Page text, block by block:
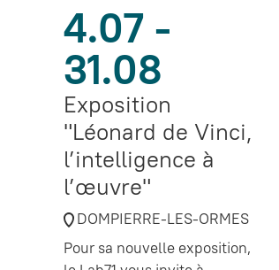
4.07 -
31.08
Exposition
"Léonard de Vinci,
l’intelligence à
l’œuvre"
DOMPIERRE-LES-ORMES
Pour sa nouvelle exposition,